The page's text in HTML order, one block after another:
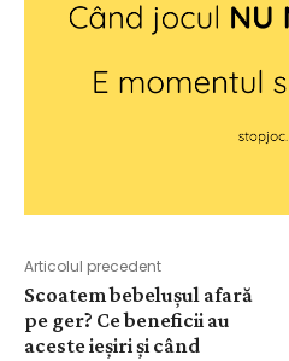
Articolul precedent
Scoatem bebelușul afară
pe ger? Ce beneficii au
aceste ieșiri și când